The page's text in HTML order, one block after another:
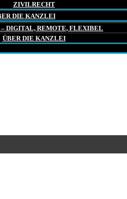
ZIVILRECHT
DIE KANZLEI
DIGITAL, REMOTE, FLEXIBEL
ÜBER DIE KANZLEI